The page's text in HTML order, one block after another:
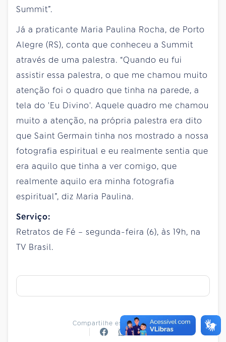
Summit”.
Já a praticante Maria Paulina Rocha, de Porto
Alegre (RS), conta que conheceu a Summit
através de uma palestra. “Quando eu fui
assistir essa palestra, o que me chamou muito
atenção foi o quadro que tinha na parede, a
tela do 'Eu Divino'. Aquele quadro me chamou
muito a atenção, na própria palestra era dito
que Saint Germain tinha nos mostrado a nossa
fotografia espiritual e eu realmente sentia que
era aquilo que tinha a ver comigo, que
realmente aquilo era minha fotografia
espiritual”, diz Maria Paulina.
Serviço:
Retratos de Fé – segunda-feira (6), às 19h, na
TV Brasil.
Compartilhe essa notícia